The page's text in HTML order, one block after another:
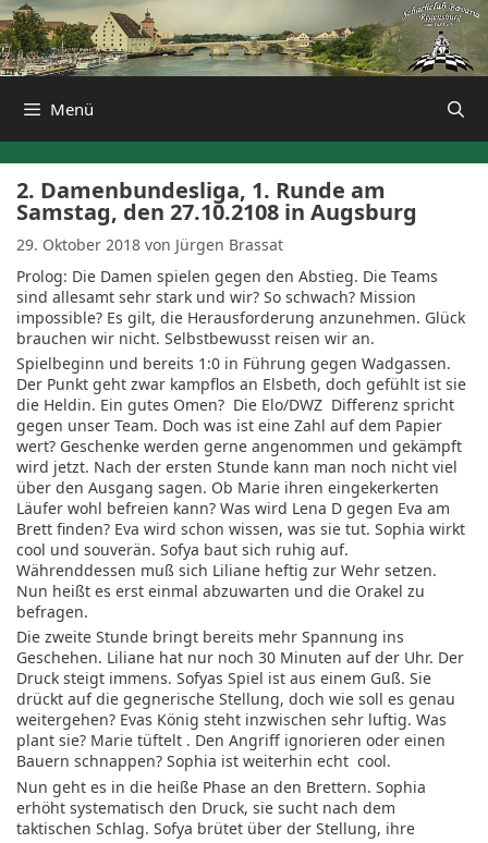
Zum
Inhalt
springen
Menü
2. Damenbundesliga, 1. Runde am
Samstag, den 27.10.2108 in Augsburg
29. Oktober 2018 von Jürgen Brassat
Prolog: Die Damen spielen gegen den Abstieg. Die Teams
sind allesamt sehr stark und wir? So schwach? Mission
impossible? Es gilt, die Herausforderung anzunehmen. Glück
brauchen wir nicht. Selbstbewusst reisen wir an.
Spielbeginn und bereits 1:0 in Führung gegen Wadgassen.
Der Punkt geht zwar kampflos an Elsbeth, doch gefühlt ist sie
die Heldin. Ein gutes Omen? Die Elo/DWZ Differenz spricht
gegen unser Team. Doch was ist eine Zahl auf dem Papier
wert? Geschenke werden gerne angenommen und gekämpft
wird jetzt. Nach der ersten Stunde kann man noch nicht viel
über den Ausgang sagen. Ob Marie ihren eingekerkerten
Läufer wohl befreien kann? Was wird Lena D gegen Eva am
Brett finden? Eva wird schon wissen, was sie tut. Sophia wirkt
cool und souverän. Sofya baut sich ruhig auf.
Währenddessen muß sich Liliane heftig zur Wehr setzen.
Nun heißt es erst einmal abzuwarten und die Orakel zu
befragen.
Die zweite Stunde bringt bereits mehr Spannung ins
Geschehen. Liliane hat nur noch 30 Minuten auf der Uhr. Der
Druck steigt immens. Sofyas Spiel ist aus einem Guß. Sie
drückt auf die gegnerische Stellung, doch wie soll es genau
weitergehen? Evas König steht inzwischen sehr luftig. Was
plant sie? Marie tüftelt . Den Angriff ignorieren oder einen
Bauern schnappen? Sophia ist weiterhin echt cool.
Nun geht es in die heiße Phase an den Brettern. Sophia
erhöht systematisch den Druck, sie sucht nach dem
taktischen Schlag. Sofya brütet über der Stellung, ihre